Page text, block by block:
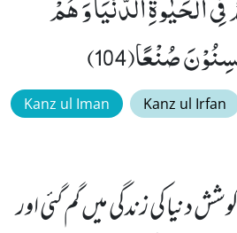
صُنْعًا(104)
Kanz ul Iman Kanz ul Irfan
کی زندگی میں گم گئی اور